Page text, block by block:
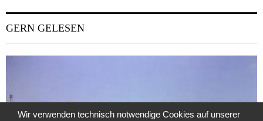
GERN GELESEN
Wir verwenden technisch notwendige Cookies auf unserer